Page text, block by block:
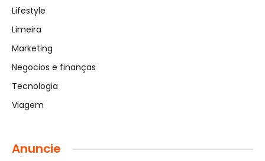
Lifestyle
Limeira
Marketing
Negocios e finanças
Tecnologia
Viagem
Anuncie